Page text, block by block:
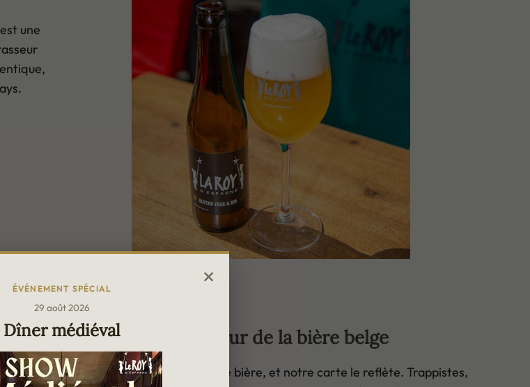
une
Le meilleur de la bière belge
La Belgique est une terre de bière, et notre carte le reflète. Trappistes,
ÉVÉNEMENT SPÉCIAL
29 août 2026
Dîner médiéval